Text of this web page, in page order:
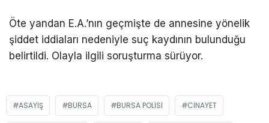
Öte yandan E.A.’nın geçmişte de annesine yönelik
şiddet iddiaları nedeniyle suç kaydının bulunduğu
belirtildi. Olayla ilgili soruşturma sürüyor.
ASAYIŞ BURSA BURSA POLISI CINAYET